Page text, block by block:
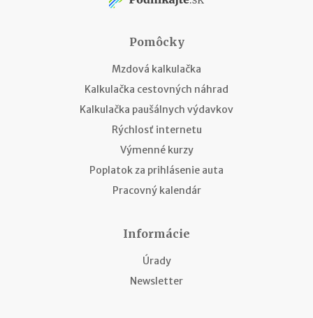
Pomôcky
Mzdová kalkulačka
Kalkulačka cestovných náhrad
Kalkulačka paušálnych výdavkov
Rýchlosť internetu
Výmenné kurzy
Poplatok za prihlásenie auta
Pracovný kalendár
Informácie
Úrady
Newsletter